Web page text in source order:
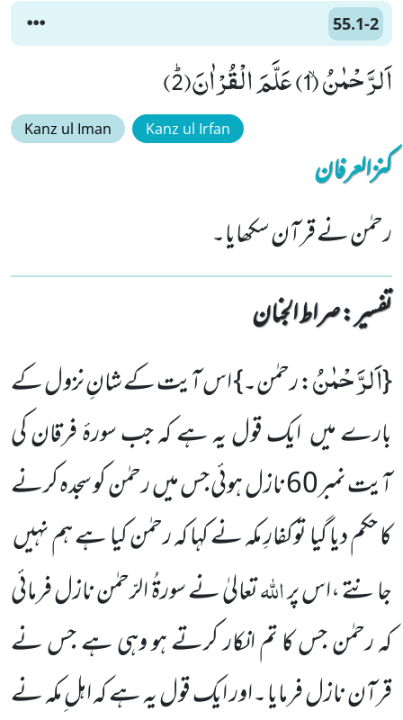
55.1-2
اَلرَّحْمٰنُۙ (1) عَلَّمَ الْقُرْاٰنَﭤ(2)
Kanz ul Iman Kanz ul Irfan
کنزالعرفان
رحمٰن نے قرآن سکھایا۔
تفسیر : ‎صراط الجنان
{اَلرَّحْمٰنُ: رحمٰن۔} اس آیت کے شانِ نزول کے
بارے میں ایک قول یہ ہے کہ جب سورۂ فرقان کی
آیت نمبر60 نازل ہوئی جس میں رحمٰن کو سجدہ کرنے
کا حکم دیا گیا توکفارِ مکہ نے کہا کہ رحمٰن کیا ہے ہم نہیں
جانتے ،اس پراللہتعالیٰ نے سورۃُ الرّحمٰن نازل فرمائی
کہ رحمٰن جس کا تم انکار کرتے ہو وہی ہے جس نے
قرآن نازل فرمایا ۔اور ایک قول یہ ہے کہ اہل ِمکہ نے